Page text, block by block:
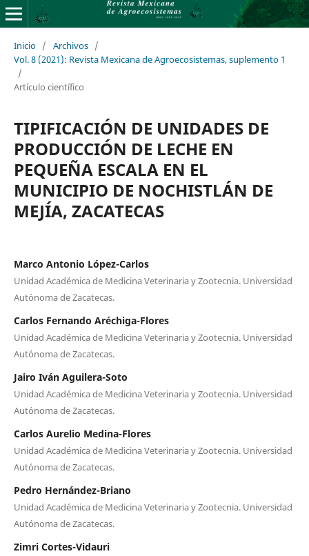
Inicio / Archivos /
Vol. 8 (2021): Revista Mexicana de Agroecosistemas, suplemento 1
/
Artículo científico
TIPIFICACIÓN DE UNIDADES DE
PRODUCCIÓN DE LECHE EN
PEQUEÑA ESCALA EN EL
MUNICIPIO DE NOCHISTLÁN DE
MEJÍA, ZACATECAS
Marco Antonio López-Carlos
Unidad Académica de Medicina Veterinaria y Zootecnia. Universidad
Autónoma de Zacatecas.
Carlos Fernando Aréchiga-Flores
Unidad Académica de Medicina Veterinaria y Zootecnia. Universidad
Autónoma de Zacatecas.
Jairo Iván Aguilera-Soto
Unidad Académica de Medicina Veterinaria y Zootecnia. Universidad
Autónoma de Zacatecas.
Carlos Aurelio Medina-Flores
Unidad Académica de Medicina Veterinaria y Zootecnia. Universidad
Autónoma de Zacatecas.
Pedro Hernández-Briano
Unidad Académica de Medicina Veterinaria y Zootecnia. Universidad
Autónoma de Zacatecas.
Zimri Cortes-Vidauri